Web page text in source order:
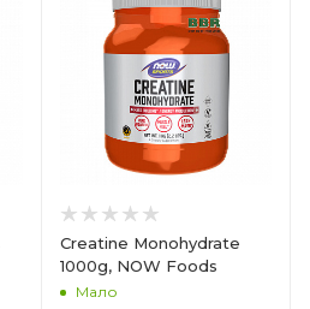
Creatine Monohydrate
1000g, NOW Foods
Мало